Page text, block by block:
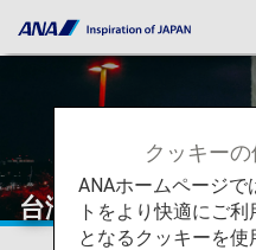
台湾桃園国際空港
クッキー
ANAホームページで
トをより快適にご
となるクッキーを